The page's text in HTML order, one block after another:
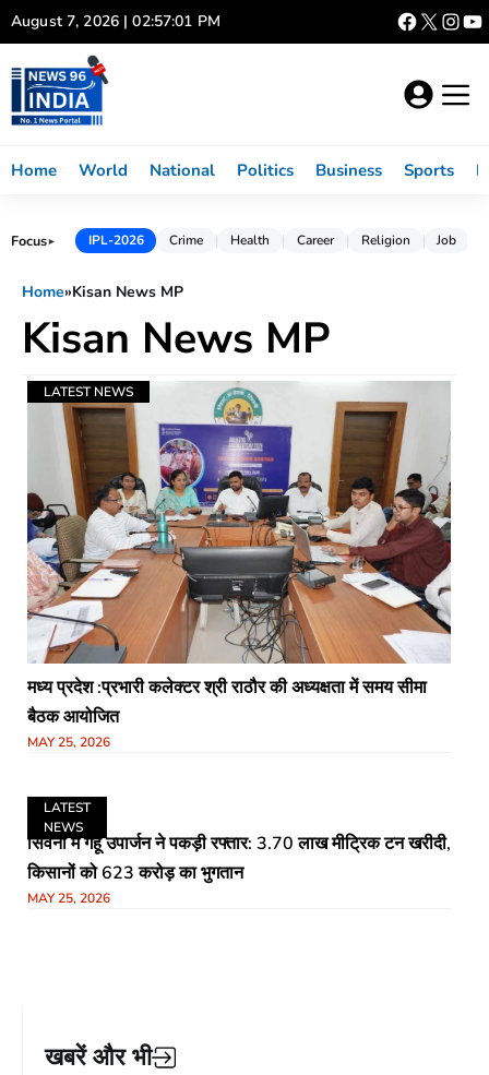
Skip
to
content
August 7, 2026 | 02:57:01 PM
Home World National Politics Business Sports
Focus► IPL-2026 Crime Health Career Religion Job
Home»Kisan News MP
Kisan News MP
LATEST NEWS
मध्य प्रदेश :प्रभारी कलेक्टर श्री राठौर की अध्यक्षता में समय सीमा
बैठक आयोजित
MAY 25, 2026
LATEST
NEWS
सिवनी में गेहूं उपार्जन ने पकड़ी रफ्तार: 3.70 लाख मीट्रिक टन खरीदी,
किसानों को 623 करोड़ का भुगतान
MAY 25, 2026
खबरें और भी